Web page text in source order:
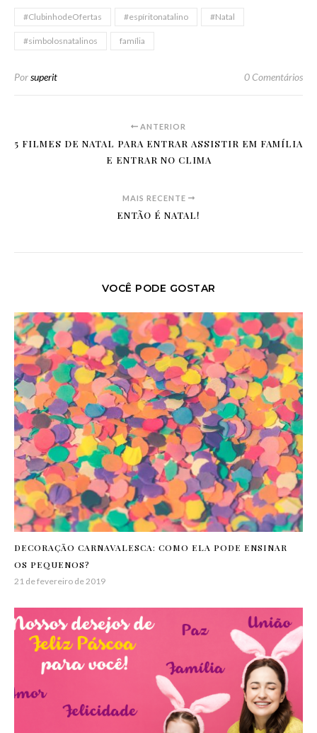
#ClubinhodeOfertas #espíritonatalino #Natal
#simbolosnatalinos família
Porsuperit 0 Comentários
ANTERIOR
5 FILMES DE NATAL PARA ENTRAR ASSISTIR EM FAMÍLIA
E ENTRAR NO CLIMA
MAIS RECENTE
ENTÃO É NATAL!
VOCÊ PODE GOSTAR
DECORAÇÃO CARNAVALESCA: COMO ELA PODE ENSINAR
OS PEQUENOS?
21 de fevereiro de 2019